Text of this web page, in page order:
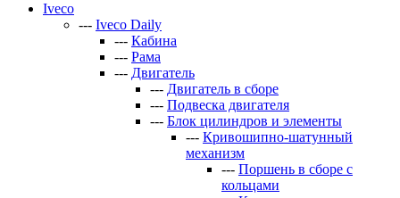
Iveco
--- Iveco Daily
--- Кабина
--- Рама
--- Двигатель
--- Двигатель в сборе
--- Подвеска двигателя
--- Блок цилиндров и элементы
--- Кривошипно-шатунный
механизм
--- Поршень в сборе с
кольцами